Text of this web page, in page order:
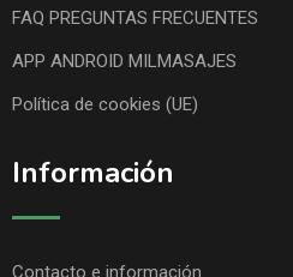
FAQ PREGUNTAS FRECUENTES
APP ANDROID MILMASAJES
Política de cookies (UE)
Información
Contacto e información